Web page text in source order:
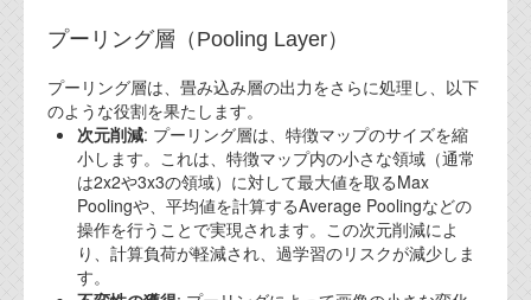
プーリング層（Pooling Layer）
プーリング層は、畳み込み層の出力をさらに処理し、以下
のような役割を果たします。
次元削減: プーリング層は、特徴マップのサイズを縮
小します。これは、特徴マップ内の小さな領域（通常
は2x2や3x3の領域）に対して最大値を取るMax
Poolingや、平均値を計算するAverage Poolingなどの
操作を行うことで実現されます。この次元削減によ
り、計算負荷が軽減され、過学習のリスクが減少しま
す。